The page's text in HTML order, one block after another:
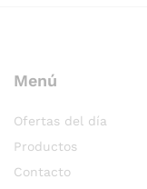
Menú
Ofertas del día
Productos
Contacto